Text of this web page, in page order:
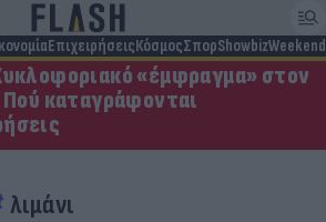
ΕπιχειρήσειςΚόσμοςΣπορShowbizWeekend
«έμφραγμα» στον
Πού καταγράφονται
λιμάνι